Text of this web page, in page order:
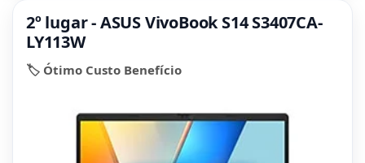
2º lugar - ASUS VivoBook S14 S3407CA-
LY113W
🏷️ Ótimo Custo Benefício